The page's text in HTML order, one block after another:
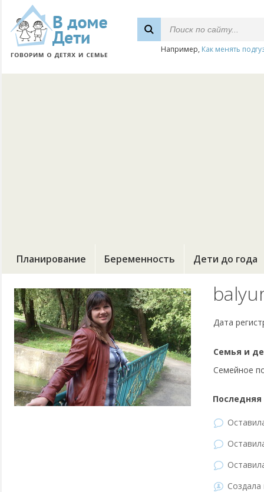
Например, Как менять
Планирование Беременность Дети до года
Дата
Семья и
Семейное
Последняя